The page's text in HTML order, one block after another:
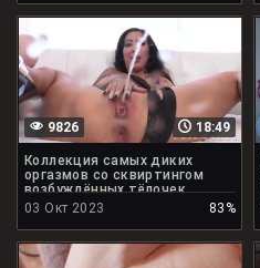
18:49
9826
Коллекция самых диких
оргазмов со сквиртингом
возбуждённых тёлочек
03 Окт 2023
83%